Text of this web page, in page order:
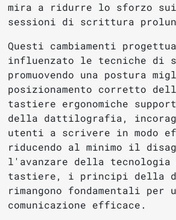
mira a ridurre lo sforzo
sessioni di scrittura
Questi cambiamenti
influenzato le tecniche di
promuovendo una postura
posizionamento corretto
tastiere ergonomiche
della dattilografia,
utenti a scrivere in modo
riducendo al minimo il
l'avanzare della tecnologia
tastiere, i principi della
rimangono fondamentali per
comunicazione efficace.